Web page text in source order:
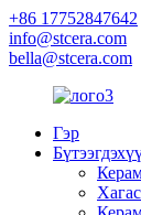
+86 17752847642
info@stcera.com
bella@stcera.com
Гэр